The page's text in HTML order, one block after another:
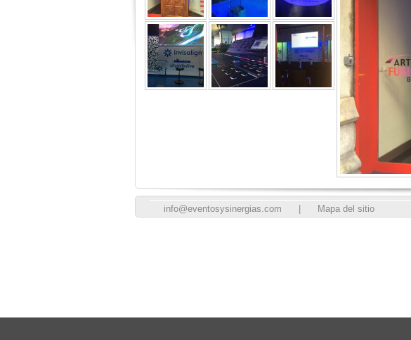
info@eventosysinergias.com Mapa del sitio